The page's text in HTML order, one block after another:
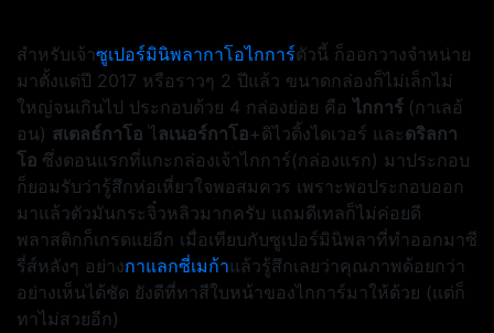
สำหรับเจ้าซูเปอร์มินิพลากาโอไกการ์ตัวนี้ ก็ออกวางจำหน่าย
มาตั้งแต่ปี 2017 หรือราวๆ 2 ปีแล้ว ขนาดกล่องก็ไม่เล็กไม่
ใหญ่จนเกินไป ประกอบด้วย 4 กล่องย่อย คือไกการ์ (กาเลอ้
อน) สเตลธ์กาโอ ไลเนอร์กาโอ+ดิไวดิ้งไดเวอร์ และดริลกา
โอ ซึ่งตอนแรกที่แกะกล่องเจ้าไกการ์(กล่องแรก) มาประกอบ
ก็ยอมรับว่ารู้สึกห่อเหี่ยวใจพอสมควร เพราะพอประกอบออก
มาแล้วตัวมันกระจิ๋วหลิวมากครับ แถมดีเทลก็ไม่ค่อยดี
พลาสติกก็เกรดแย่อีก เมื่อเทียบกับซูเปอร์มินิพลาที่ทำออกมาซี
รี่ส์หลังๆ อย่างกาแลกซี่เมก้าแล้วรู้สึกเลยว่าคุณภาพด้อยกว่า
อย่างเห็นได้ชัด ยังดีที่ทาสีใบหน้าของไกการ์มาให้ด้วย (แต่ก็
ทาไม่สวยอีก)